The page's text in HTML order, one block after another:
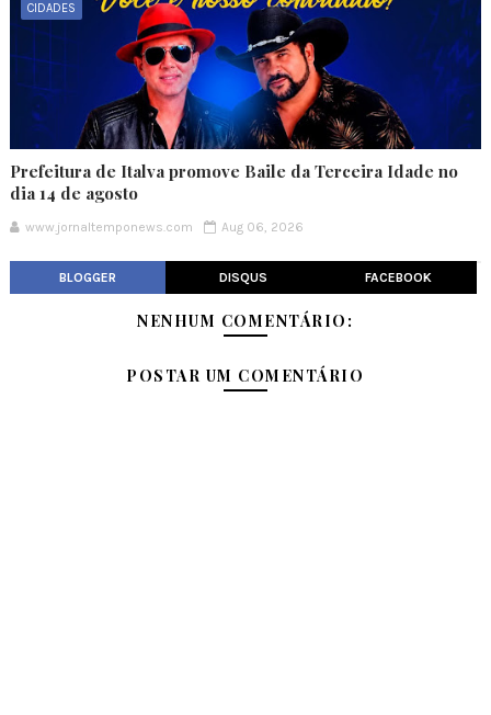
CIDADES
Prefeitura de Italva promove Baile da Terceira Idade no
dia 14 de agosto
www.jornaltemponews.com Aug 06, 2026
BLOGGER DISQUS FACEBOOK
NENHUM COMENTÁRIO:
POSTAR UM COMENTÁRIO